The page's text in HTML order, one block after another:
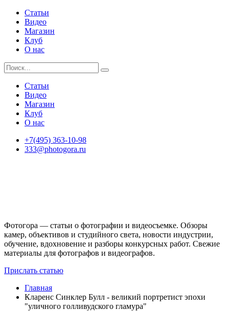
Статьи
Видео
Магазин
Клуб
О нас
Статьи
Видео
Магазин
Клуб
О нас
+7(495) 363-10-98
333@photogora.ru
Фотогора — статьи о фотографии и видеосъемке. Обзоры
камер, объективов и студийного света, новости индустрии,
обучение, вдохновение и разборы конкурсных работ. Свежие
материалы для фотографов и видеографов.
Прислать статью
Главная
Кларенс Синклер Булл - великий портретист эпохи
"уличного голливудского гламура"